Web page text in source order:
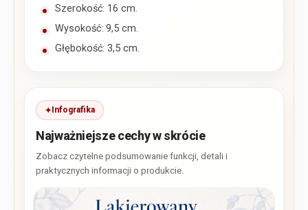
Szerokość: 16 cm.
Wysokość: 9,5 cm.
Głębokość: 3,5 cm.
Infografika
Najważniejsze cechy w skrócie
Zobacz czytelne podsumowanie funkcji, detali i
praktycznych informacji o produkcie.